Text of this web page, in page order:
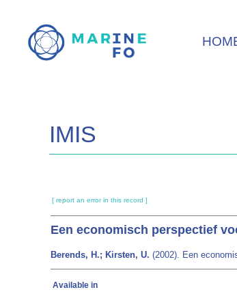
main
IMIS
[ report an error in this record ]
Een economisch perspectief
Berends, H.; Kirsten, U. (2002). Een
Available in